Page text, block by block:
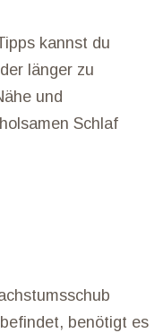
kannst du
länger zu
und
Schlaf
benötigt es